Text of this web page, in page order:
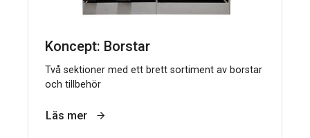
Koncept: Borstar
Två sektioner med ett brett sortiment av borstar
och tillbehör
Läs mer